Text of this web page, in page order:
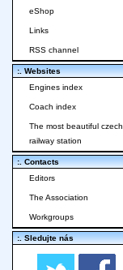
eShop
Links
RSS channel
:. Websites
Engines index
Coach index
The most beautiful czech
railway station
:. Contacts
Editors
The Association
Workgroups
:. Sledujte nás